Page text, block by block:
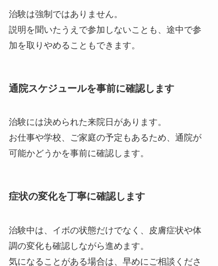
治験は強制ではありません。
説明を聞いたうえで参加しないことも、途中で参
加を取りやめることもできます。
通院スケジュールを事前に確認します
治験には決められた来院日があります。
お仕事や学校、ご家庭の予定もあるため、通院が
可能かどうかを事前に確認します。
症状の変化を丁寧に確認します
治験中は、イボの状態だけでなく、皮膚症状や体
調の変化も確認しながら進めます。
気になることがある場合は、早めにご相談くださ